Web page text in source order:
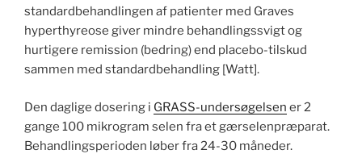
standardbehandlingen af patienter med Graves
hyperthyreose giver mindre behandlingssvigt og
hurtigere remission (bedring) end placebo-tilskud
sammen med standardbehandling [Watt].
Den daglige dosering i GRASS-undersøgelsen er 2
gange 100 mikrogram selen fra et gærselenpræparat.
Behandlingsperioden løber fra 24-30 måneder.